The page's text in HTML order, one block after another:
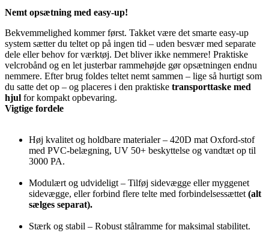
Nemt opsætning med easy-up!
Bekvemmelighed kommer først. Takket være det smarte easy-up
system sætter du teltet op på ingen tid – uden besvær med separate
dele eller behov for værktøj. Det bliver ikke nemmere! Praktiske
velcrobånd og en let justerbar rammehøjde gør opsætningen endnu
nemmere. Efter brug foldes teltet nemt sammen – lige så hurtigt som
du satte det op – og placeres i den praktiske transporttaske med
hjul for kompakt opbevaring.
Vigtige fordele
Høj kvalitet og holdbare materialer – 420D mat Oxford-stof
med PVC-belægning, UV 50+ beskyttelse og vandtæt op til
3000 PA.
Modulært og udvideligt – Tilføj sidevægge eller myggenet
sidevægge, eller forbind flere telte med forbindelsessættet (alt
sælges separat).
Stærk og stabil – Robust stålramme for maksimal stabilitet.